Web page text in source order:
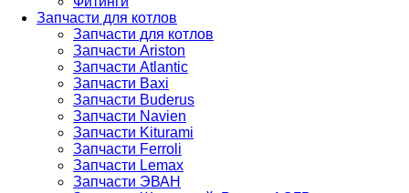
Запчасти для котлов
Запчасти для котлов
Запчасти Ariston
Запчасти Atlantic
Запчасти Baxi
Запчасти Buderus
Запчасти Navien
Запчасти Kiturami
Запчасти Ferroli
Запчасти Lemax
Запчасти ЭВАН